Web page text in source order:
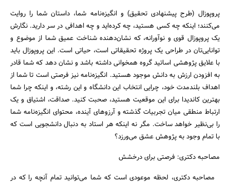
پروپوزال (طرح پیشنهادی تحقیق) و انگیزه‌نامه شما، داستان شما را روایت
می‌کنند؛ اینکه چه کسی هستید، چه کرده‌اید و چه اهدافی در سر دارید. نگارش
یک پروپوزال قوی و نوآورانه، که نشان‌دهنده شناخت عمیق شما از موضوع و
توانایی‌تان در طراحی یک پروژه تحقیقاتی است، حیاتی است. این پروپوزال باید
با علایق پژوهشی اساتید گروه همخوانی داشته باشد و نشان دهد که شما قادر
به افزودن ارزش به دانش موجود هستید. انگیزه‌نامه نیز فرصتی است تا شما از
اهداف بلندمدت خود، چرایی انتخاب این دانشگاه و این رشته، و اینکه چرا شما
بهترین کاندیدا برای این موقعیت هستید، صحبت کنید. صداقت، اشتیاق و یک
ارتباط منطقی میان تجربیات گذشته و آرزوهای آینده، محتوای انگیزه‌نامه شما
را بی‌نظیر خواهد ساخت. مگر نه اینکه هر استاد به دنبال دانشجویی است که
با تمام وجود به پژوهش عشق می‌ورزد؟
مصاحبه دکتری: فرصتی برای درخشش
مصاحبه دکتری، لحظه موعودی است که شما می‌توانید تمام آنچه را که در